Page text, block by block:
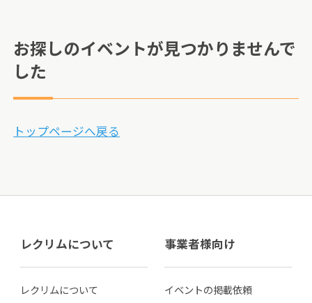
お探しのイベントが見つかりませんで
した
トップページへ戻る
レクリムについて
レクリムについて
事業者様向け
イベントの掲載依頼